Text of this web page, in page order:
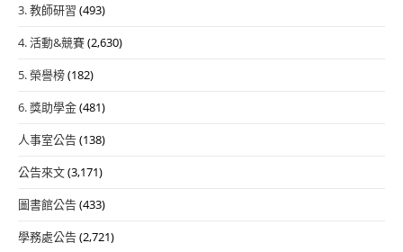
3. 教師研習 (493)
4. 活動&競賽(2,630)
5. 榮譽榜(182)
6. 獎助學金(481)
人事室公告(138)
公告來文(3,171)
圖書館公告(433)
學務處公告(2,721)